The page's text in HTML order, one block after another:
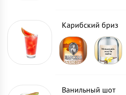
Карибский бриз
Ванильный шот